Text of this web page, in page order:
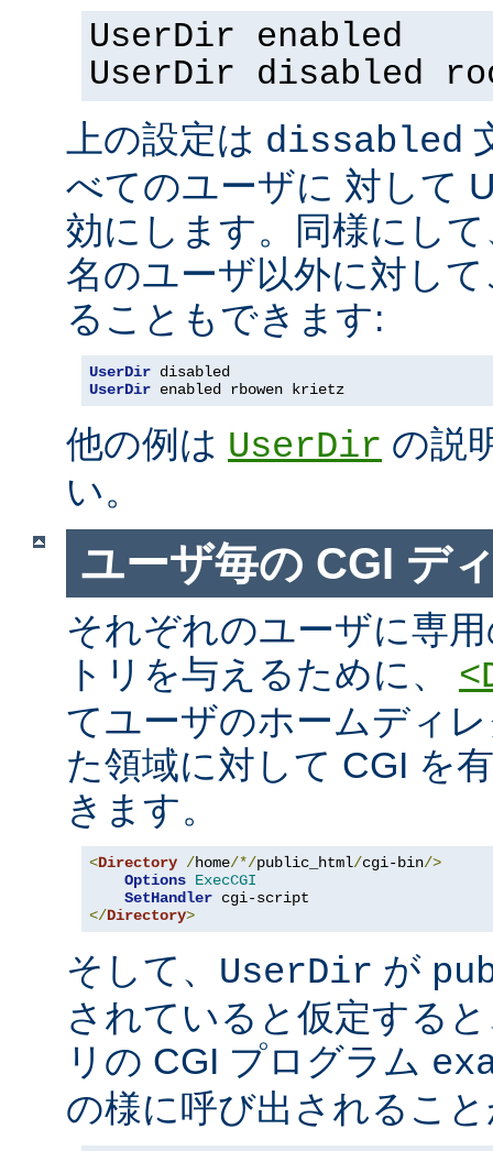
UserDir enabled
UserDir disabled
上の設定は dissabled
べてのユーザに 対して
効にします。同様にし
名のユーザ以外に対し
ることもできます:
UserDir disabled
UserDir enabled rbowen krietz
他の例は UserDir の説
い。
ユーザ毎の CGI デ
それぞれのユーザに専
トリを与えるために、
てユーザのホームディ
た領域に対して CGI を
きます。
<Directory /home/*/public_html/cgi-bin/>
Options ExecCGI
SetHandler
</Directory>
そして、 UserDir が
されていると仮定する
リの CGI プログラム
の様に呼び出されるこ